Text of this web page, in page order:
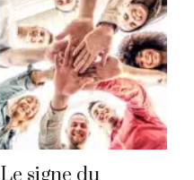
Le signe du